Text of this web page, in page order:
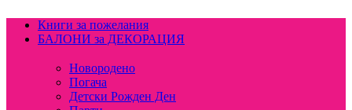
Книги за пожелания
БАЛОНИ за ДЕКОРАЦИЯ
Новородено
Погача
Детски Рожден Ден